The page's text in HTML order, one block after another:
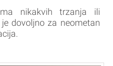
nikakvih trzanja ili
dovoljno za neometan